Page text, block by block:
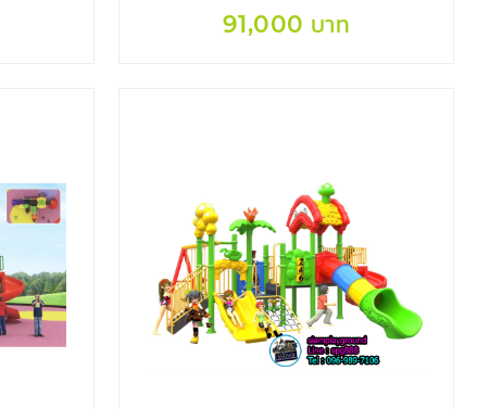
91,000 บาท